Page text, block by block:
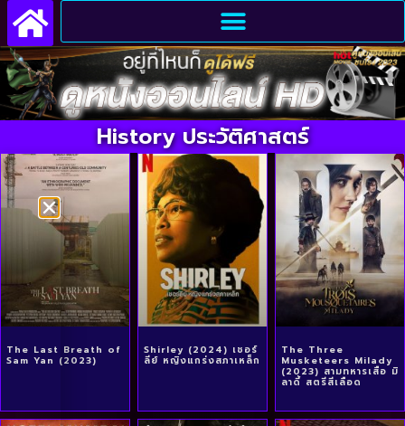
History ประวัติศาสตร์
The Last Breath of
Sam Yan (2023)
Shirley (2024) เชอร์
ลีย์ หญิงแกร่งสภาเหล็ก
The Three
Musketeers Milady
(2023) สามทหารเสือ มิ
ลาดี้ สตรีสีเลือด